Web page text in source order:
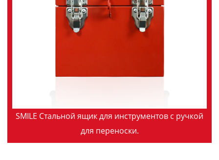
SMILE Стальной ящик для инструментов с ручкой
для переноски.